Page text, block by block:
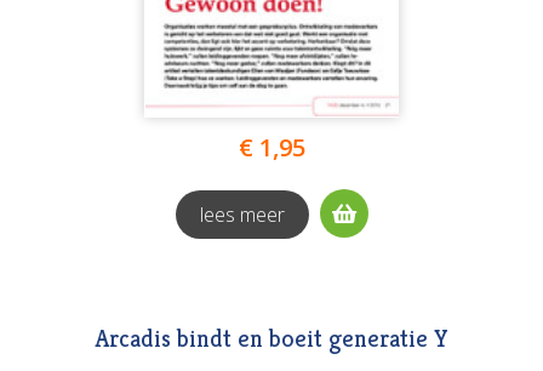
€ 1,95
lees meer
Arcadis bindt en boeit generatie Y